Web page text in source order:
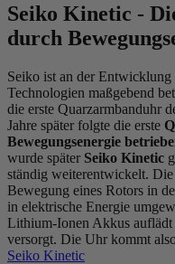
Seiko Kinetic -
durch
Seiko ist an der
Technologien maßgebend
die erste Quarzarmbanduhr
Jahre später folgte die erste
Bewegungsenergie
wurde später Seiko Kinetic
ständig weiterentwickelt.
Bewegung eines Rotors in
in elektrische Energie
Lithium-Ionen Akkus
versorgt. Die Uhr kommt
Seiko Kinetic